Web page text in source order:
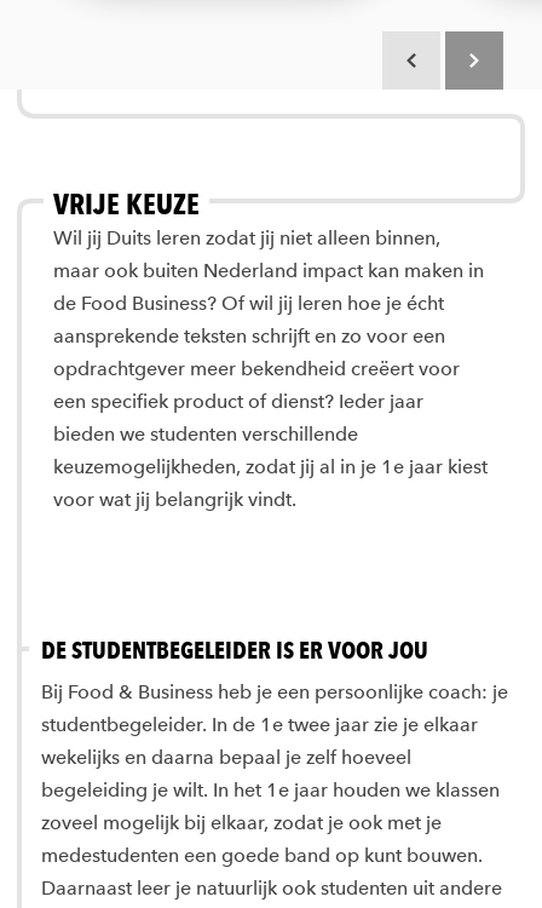
VRIJE KEUZE
Wil jij Duits leren zodat jij niet alleen binnen,
maar ook buiten Nederland impact kan maken in
de Food Business? Of wil jij leren hoe je écht
aansprekende teksten schrijft en zo voor een
opdrachtgever meer bekendheid creëert voor
een specifiek product of dienst? Ieder jaar
bieden we studenten verschillende
keuzemogelijkheden, zodat jij al in je 1e jaar kiest
voor wat jij belangrijk vindt.
DE STUDENTBEGELEIDER IS ER VOOR JOU
Bij Food & Business heb je een persoonlijke coach: je
studentbegeleider. In de 1e twee jaar zie je elkaar
wekelijks en daarna bepaal je zelf hoeveel
begeleiding je wilt. In het 1e jaar houden we klassen
zoveel mogelijk bij elkaar, zodat je ook met je
medestudenten een goede band op kunt bouwen.
Daarnaast leer je natuurlijk ook studenten uit andere